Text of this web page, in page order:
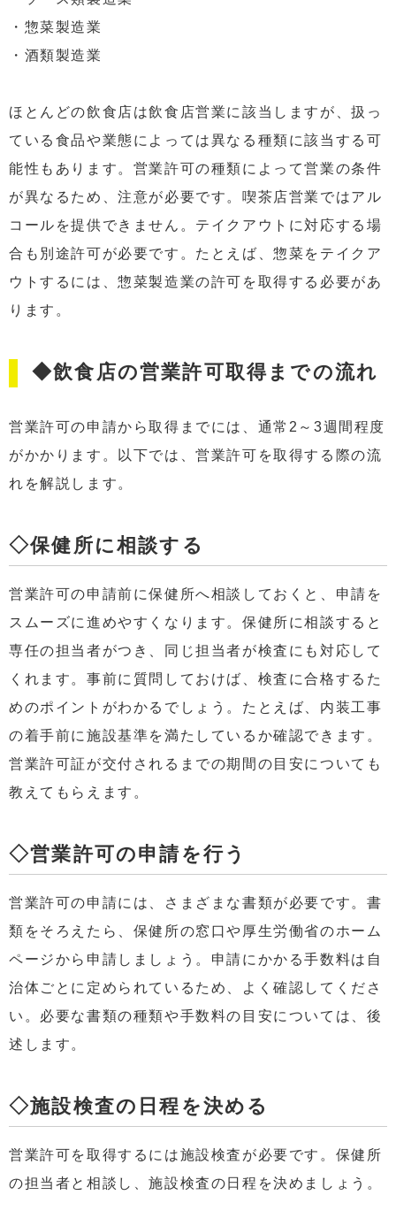
・惣菜製造業
・酒類製造業
ほとんどの飲食店は飲食店営業に該当しますが、扱っ
ている食品や業態によっては異なる種類に該当する可
能性もあります。営業許可の種類によって営業の条件
が異なるため、注意が必要です。喫茶店営業ではアル
コールを提供できません。テイクアウトに対応する場
合も別途許可が必要です。たとえば、惣菜をテイクア
ウトするには、惣菜製造業の許可を取得する必要があ
ります。
◆飲食店の営業許可取得までの流れ
営業許可の申請から取得までには、通常2～3週間程度
がかかります。以下では、営業許可を取得する際の流
れを解説します。
◇保健所に相談する
営業許可の申請前に保健所へ相談しておくと、申請を
スムーズに進めやすくなります。保健所に相談すると
専任の担当者がつき、同じ担当者が検査にも対応して
くれます。事前に質問しておけば、検査に合格するた
めのポイントがわかるでしょう。たとえば、内装工事
の着手前に施設基準を満たしているか確認できます。
営業許可証が交付されるまでの期間の目安についても
教えてもらえます。
◇営業許可の申請を行う
営業許可の申請には、さまざまな書類が必要です。書
類をそろえたら、保健所の窓口や厚生労働省のホーム
ページから申請しましょう。申請にかかる手数料は自
治体ごとに定められているため、よく確認してくださ
い。必要な書類の種類や手数料の目安については、後
述します。
◇施設検査の日程を決める
営業許可を取得するには施設検査が必要です。保健所
の担当者と相談し、施設検査の日程を決めましょう。